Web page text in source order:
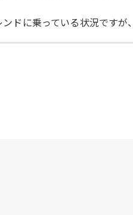
ドに乗っている状況です